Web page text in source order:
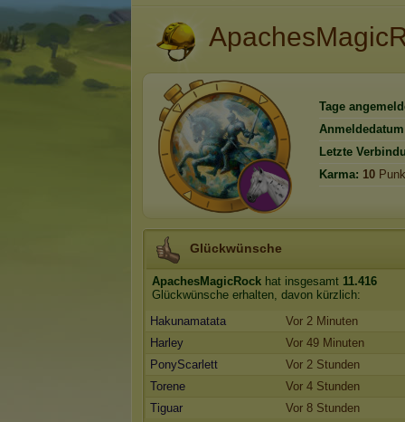
Tage
Letzte
Karma: 10
Glückwünsche
ApachesMagicRock hat insgesamt 11.416
Glückwünsche erhalten, davon kürzlich:
Hakunamatata
Vor 2 Minuten
Harley
Vor 49 Minuten
PonyScarlett
Vor 2 Stunden
Torene
Vor 4 Stunden
Tiguar
Vor 8 Stunden